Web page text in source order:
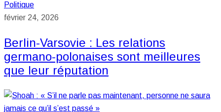
Politique
février 24, 2026
Berlin-Varsovie : Les relations
germano-polonaises sont meilleures
que leur réputation